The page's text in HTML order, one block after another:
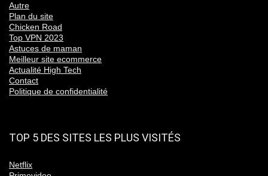
Autre
Plan du site
Chicken Road
Top VPN 2023
Astuces de maman
Meilleur site ecommerce
Actualité High Tech
Contact
Politique de confidentialité
TOP 5 DES SITES LES PLUS VISITÉS
Netflix